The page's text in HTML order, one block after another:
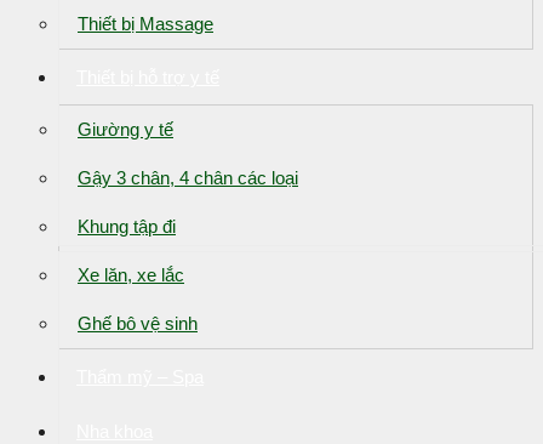
Thiết bị Massage
Giường y tế
Gậy 3 chân, 4 chân các loại
Khung tập đi
Xe lăn, xe lắc
Ghế bô vệ sinh